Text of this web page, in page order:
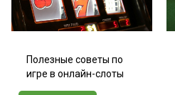
Полезные советы по
игре в онлайн-слоты